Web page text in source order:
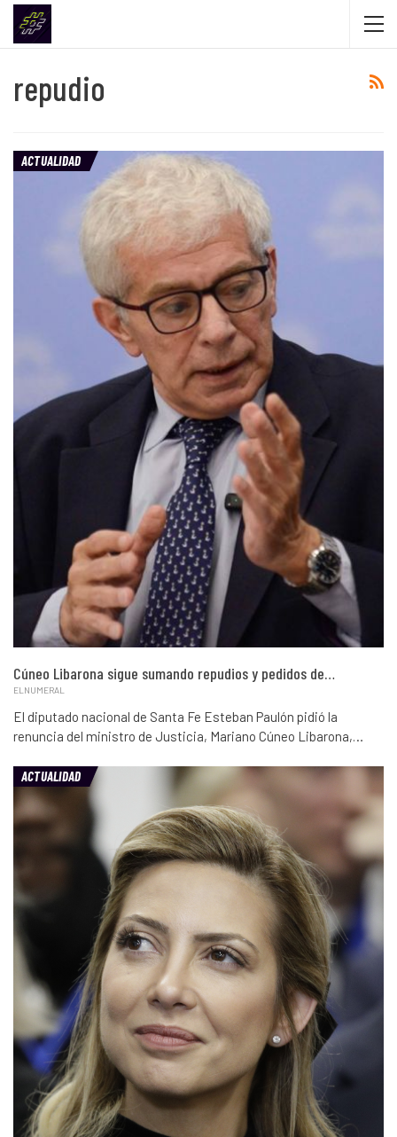
repudio
ACTUALIDAD
Cúneo Libarona sigue sumando repudios y pedidos de…
ELNUMERAL
El diputado nacional de Santa Fe Esteban Paulón pidió la
renuncia del ministro de Justicia, Mariano Cúneo Libarona,…
ACTUALIDAD